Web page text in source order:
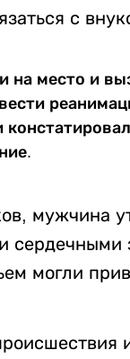
с
на место и
мужчина
могли